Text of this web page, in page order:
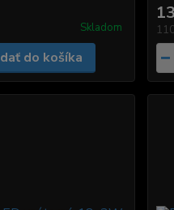
Skladom
do košíka